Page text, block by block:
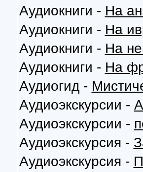
Аудиокниги - На
Аудиокниги - На
Аудиокниги - На
Аудиокниги - На
Аудиогид -
Аудиоэкскурсии -
Аудиоэкскурсии -
Аудиоэкскурсия -
Аудиоэкскурсия -